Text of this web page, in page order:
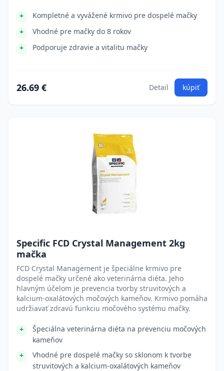
Kompletné a vyvážené krmivo pre dospelé mačky
Vhodné pre mačky do 8 rokov
Podporuje zdravie a vitalitu mačky
26.69 € Detail kúpiť
Specific FCD Crystal Management 2kg
mačka
FCD Crystal Management je špeciálne krmivo pre
dospelé mačky určené ako veterinárna diéta. Jeho
hlavným účelom je prevencia tvorby struvitových a
kalcium-oxalátových močových kameňov. Krmivo pomáha
udržiavať zdravú funkciu močového systému mačky.
Špeciálna veterinárna diéta na prevenciu močových
kameňov
Vhodné pre dospelé mačky so sklonom k tvorbe
struvitových a kalcium-oxalátových kameňov